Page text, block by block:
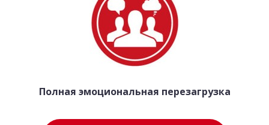
Полная эмоциональная перезагрузка